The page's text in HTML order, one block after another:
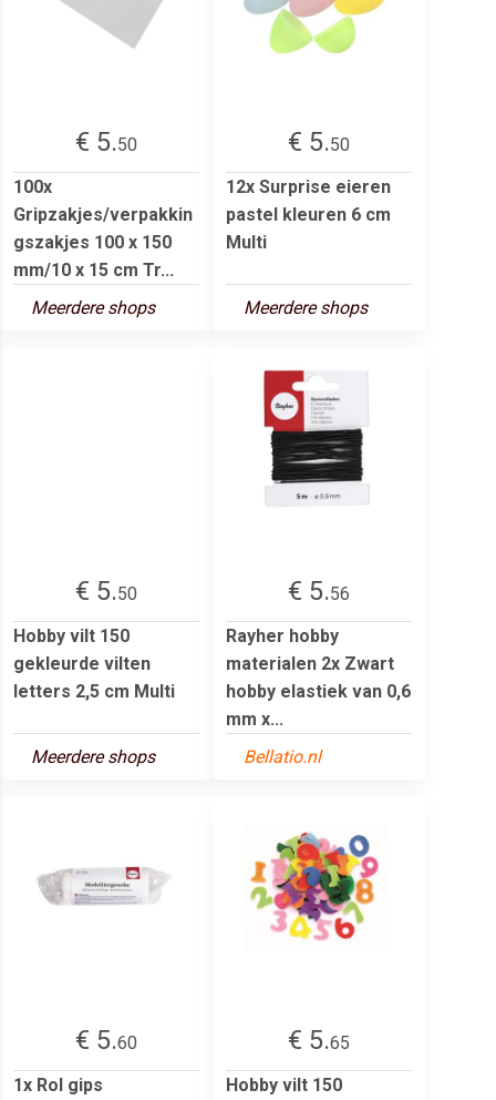
€ 5.50
100x
Gripzakjes/verpakkin
gszakjes 100 x 150
mm/10 x 15 cm Tr...
Meerdere shops
€ 5.50
12x Surprise eieren
pastel kleuren 6 cm
Multi
Meerdere shops
€ 5.50
Hobby vilt 150
gekleurde vilten
letters 2,5 cm Multi
Meerdere shops
€ 5.56
Rayher hobby
materialen 2x Zwart
hobby elastiek van 0,6
mm x...
Bellatio.nl
€ 5.60
1x Rol gips
€ 5.65
Hobby vilt 150